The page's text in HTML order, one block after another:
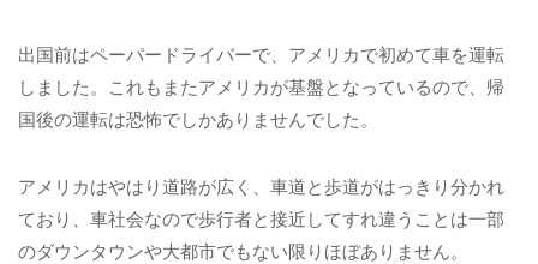
出国前はペーパードライバーで、アメリカで初めて車を運転
しました。これもまたアメリカが基盤となっているので、帰
国後の運転は恐怖でしかありませんでした。
アメリカはやはり道路が広く、車道と歩道がはっきり分かれ
ており、車社会なので歩行者と接近してすれ違うことは一部
のダウンタウンや大都市でもない限りほぼありません。